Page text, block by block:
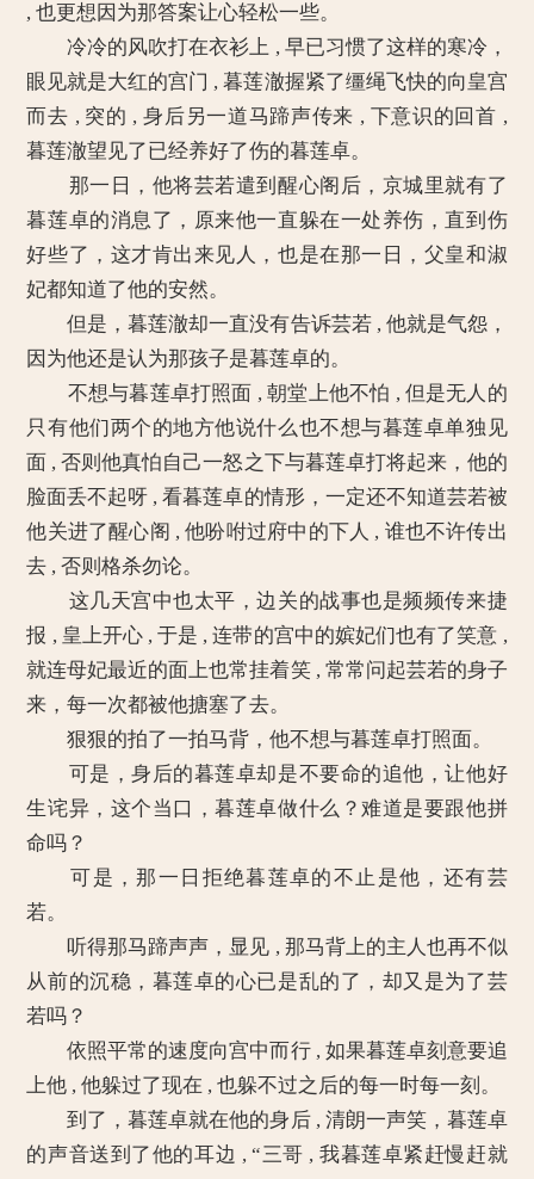
, 也更想因为那答案让心轻松一些。
冷冷的风吹打在衣衫上 , 早已习惯了这样的寒冷，
眼见就是大红的宫门 , 暮莲澈握紧了缰绳飞快的向皇宫
而去 , 突的 , 身后另一道马蹄声传来 , 下意识的回首 ,
暮莲澈望见了已经养好了伤的暮莲卓。
那一日，他将芸若遣到醒心阁后，京城里就有了
暮莲卓的消息了，原来他一直躲在一处养伤，直到伤
好些了，这才肯出来见人，也是在那一日，父皇和淑
妃都知道了他的安然。
但是，暮莲澈却一直没有告诉芸若 , 他就是气怨，
因为他还是认为那孩子是暮莲卓的。
不想与暮莲卓打照面 , 朝堂上他不怕 , 但是无人的
只有他们两个的地方他说什么也不想与暮莲卓单独见
面 , 否则他真怕自己一怒之下与暮莲卓打将起来，他的
脸面丢不起呀 , 看暮莲卓的情形，一定还不知道芸若被
他关进了醒心阁 , 他吩咐过府中的下人 , 谁也不许传出
去 , 否则格杀勿论。
这几天宫中也太平，边关的战事也是频频传来捷
报 , 皇上开心 , 于是 , 连带的宫中的嫔妃们也有了笑意 ,
就连母妃最近的面上也常挂着笑 , 常常问起芸若的身子
来，每一次都被他搪塞了去。
狠狠的拍了一拍马背，他不想与暮莲卓打照面。
可是，身后的暮莲卓却是不要命的追他，让他好
生诧异，这个当口，暮莲卓做什么？难道是要跟他拼
命吗？
可是，那一日拒绝暮莲卓的不止是他，还有芸
若。
听得那马蹄声声，显见 , 那马背上的主人也再不似
从前的沉稳，暮莲卓的心已是乱的了，却又是为了芸
若吗？
依照平常的速度向宫中而行 , 如果暮莲卓刻意要追
上他 , 他躲过了现在 , 也躲不过之后的每一时每一刻。
到了，暮莲卓就在他的身后 , 清朗一声笑，暮莲卓
的声音送到了他的耳边 , “三哥 , 我暮莲卓紧赶慢赶就